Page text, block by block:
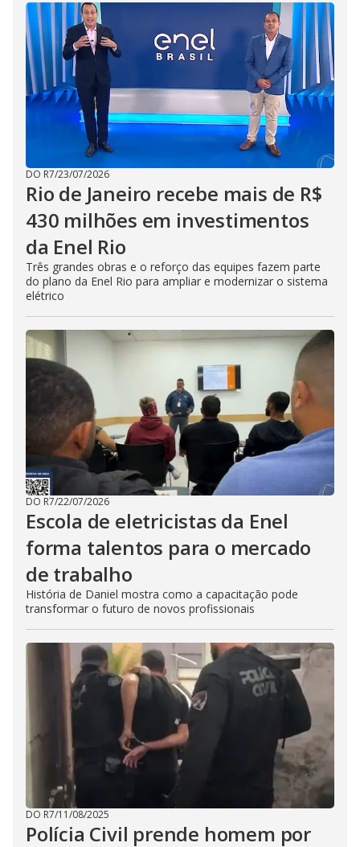
DO R7/23/07/2026
Rio de Janeiro recebe mais de R$
430 milhões em investimentos
da Enel Rio
Três grandes obras e o reforço das equipes fazem parte
do plano da Enel Rio para ampliar e modernizar o sistema
elétrico
DO R7/22/07/2026
Escola de eletricistas da Enel
forma talentos para o mercado
de trabalho
História de Daniel mostra como a capacitação pode
transformar o futuro de novos profissionais
DO R7/11/08/2025
Polícia Civil prende homem por